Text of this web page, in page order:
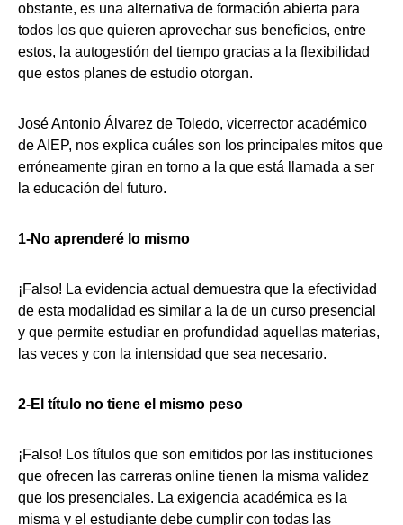
obstante, es una alternativa de formación abierta para
todos los que quieren aprovechar sus beneficios, entre
estos, la autogestión del tiempo gracias a la flexibilidad
que estos planes de estudio otorgan.
José Antonio Álvarez de Toledo, vicerrector académico
de AIEP, nos explica cuáles son los principales mitos que
erróneamente giran en torno a la que está llamada a ser
la educación del futuro.
1-No aprenderé lo mismo
¡Falso! La evidencia actual demuestra que la efectividad
de esta modalidad es similar a la de un curso presencial
y que permite estudiar en profundidad aquellas materias,
las veces y con la intensidad que sea necesario.
2-El título no tiene el mismo peso
¡Falso! Los títulos que son emitidos por las instituciones
que ofrecen las carreras online tienen la misma validez
que los presenciales. La exigencia académica es la
misma y el estudiante debe cumplir con todas las